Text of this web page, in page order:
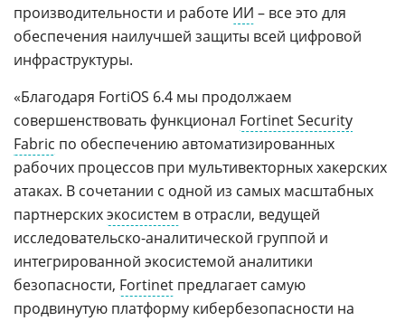
производительности и работе ИИ – все это для
обеспечения наилучшей защиты всей цифровой
инфраструктуры.
«Благодаря FortiOS 6.4 мы продолжаем
совершенствовать функционал Fortinet Security
Fabric по обеспечению автоматизированных
рабочих процессов при мультивекторных хакерских
атаках. В сочетании с одной из самых масштабных
партнерскихэкосистем в отрасли, ведущей
исследовательско-аналитической группой и
интегрированной экосистемой аналитики
безопасности, Fortinet предлагает самую
продвинутую платформу кибербезопасности на